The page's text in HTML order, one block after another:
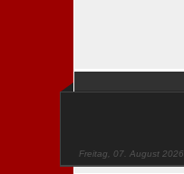
Freitag, 07. August 2026